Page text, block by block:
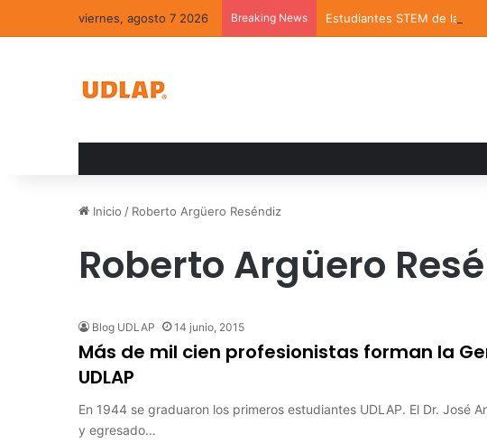
viernes, agosto 7 2026 Breaking News Estudiantes STEM de la
Inicio / Roberto Argüero Reséndiz
Roberto Argüero
Blog UDLAP 14 junio, 2015
Más de mil cien profesionistas forman la
UDLAP
En 1944 se graduaron los primeros estudiantes UDLAP. El Dr. José
y egresado…